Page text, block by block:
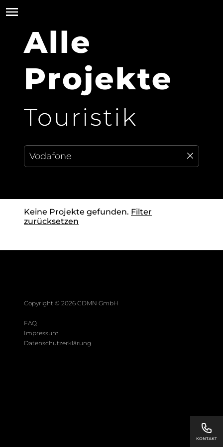
Alle
Projekte
Touristik
Keine Projekte gefunden. Filter
zurücksetzen
Copyright © 2026 CDMN GmbH
FAQ
Impressum
Datenschutzerklärung
KONTAKT